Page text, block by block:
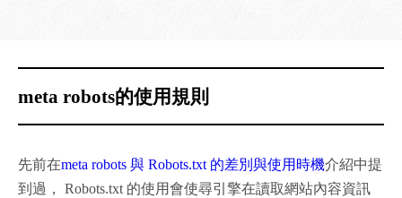
meta robots的使用規則
先前在meta robots 與 Robots.txt 的差別與使用時機介紹中提
到過， Robots.txt 的使用會使尋引擎在讀取網站內容資訊